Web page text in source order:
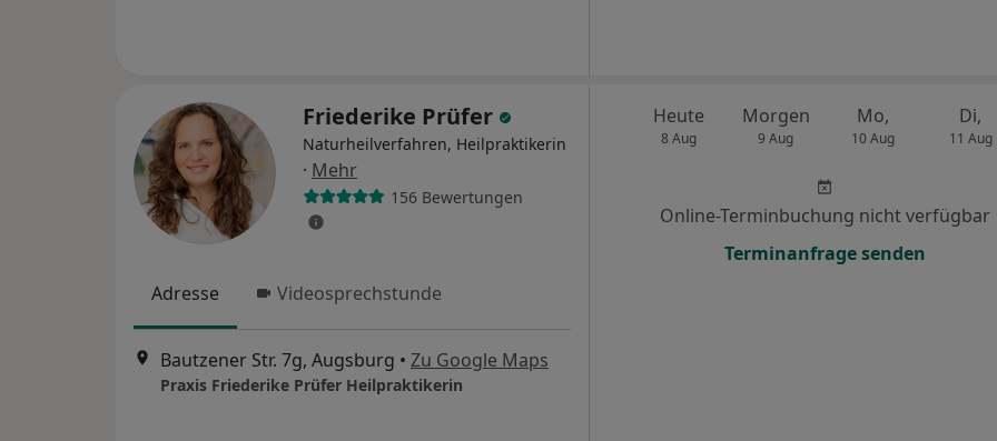
Friederike Prüfer
Naturheilverfahren, Heilpraktikerin
· Mehr
156 Bewertungen
Adresse Videosprechstunde
Bautzener Str. 7g, Augsburg • Zu Google Maps
Praxis Friederike Prüfer Heilpraktikerin
Heute
8 Aug
Morgen
9 Aug
Mo,
10 Aug
Di,
11 Aug
Online-Terminbuchung nicht verfügbar
Terminanfrage senden